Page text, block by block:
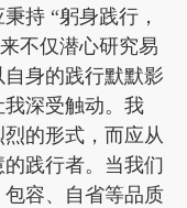
持 “躬身践行，
不仅潜心研究易
身的践行默默影
深受触动。我
的形式，而应从
践行者。当我们
容、自省等品质